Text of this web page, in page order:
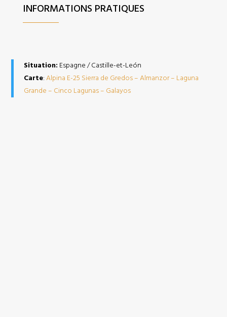
INFORMATIONS PRATIQUES
Situation: Espagne / Castille-et-León
Carte:Alpina E-25 Sierra de Gredos – Almanzor – Laguna
Grande – Cinco Lagunas – Galayos